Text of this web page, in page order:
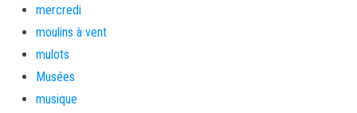
mercredi
moulins à vent
mulots
Musées
musique